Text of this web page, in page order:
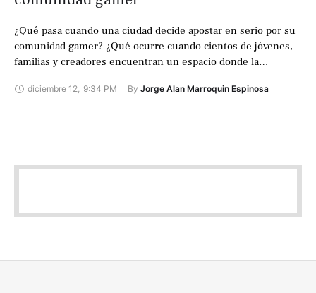
¿Qué pasa cuando una ciudad decide apostar en serio por su
comunidad gamer? ¿Qué ocurre cuando cientos de jóvenes,
familias y creadores encuentran un espacio donde la
diciembre 12, 9:34 PM By Jorge Alan Marroquin Espinosa